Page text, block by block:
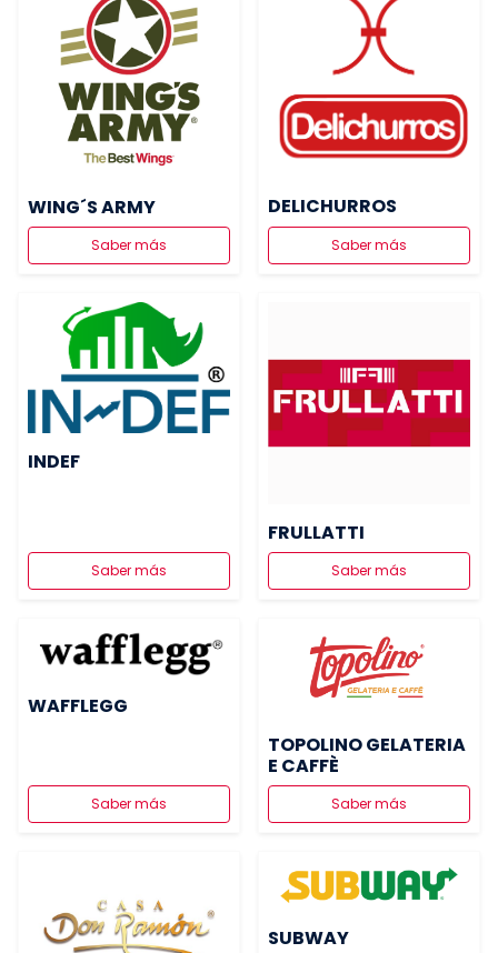
WING´S ARMY
Saber más
DELICHURROS
Saber más
INDEF
Saber más
FRULLATTI
Saber más
WAFFLEGG
Saber más
TOPOLINO GELATERIA
E CAFFÈ
Saber más
SUBWAY